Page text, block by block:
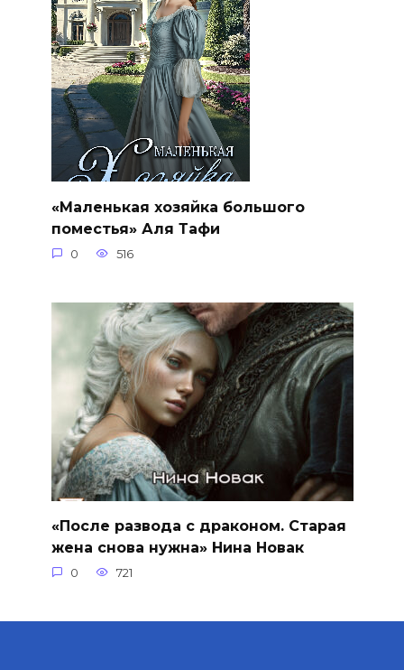
«Маленькая хозяйка большого
поместья» Аля Тафи
0 516
«После развода с драконом. Старая
жена снова нужна» Нина Новак
0 721